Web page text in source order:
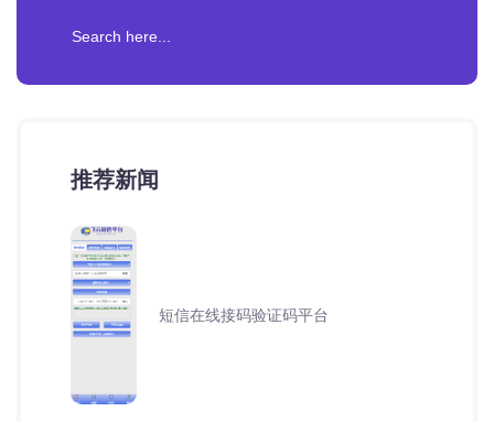
推荐新闻
短信在线接码验证码平台